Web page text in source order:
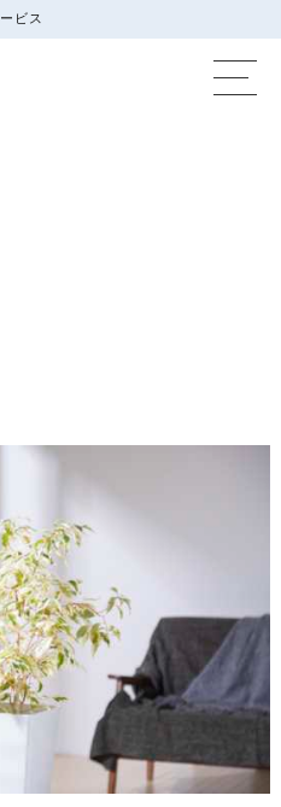
ビス
オブジェクトVR